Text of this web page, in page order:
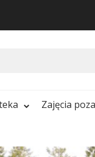
Zajęcia